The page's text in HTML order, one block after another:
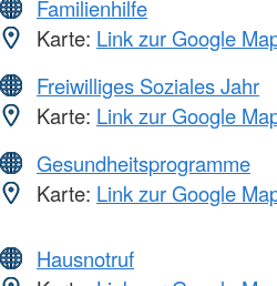
Familienhilfe
Karte: Link zur Google
Freiwilliges Soziales Jahr
Karte: Link zur Google
Gesundheitsprogramme
Karte: Link zur Google
Hausnotruf